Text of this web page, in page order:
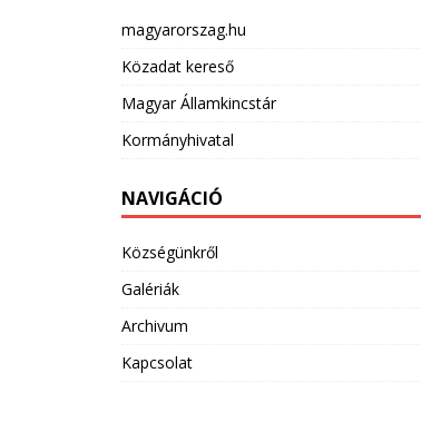
magyarorszag.hu
Közadat kereső
Magyar Államkincstár
Kormányhivatal
NAVIGÁCIÓ
Községünkről
Galériák
Archivum
Kapcsolat